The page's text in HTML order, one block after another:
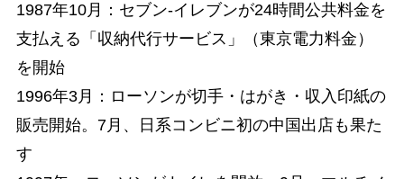
1987年10月：セブン-イレブンが24時間公共料金を
支払える「収納代行サービス」（東京電力料金）
を開始
1996年3月：ローソンが切手・はがき・収入印紙の
販売開始。7月、日系コンビニ初の中国出店も果た
す